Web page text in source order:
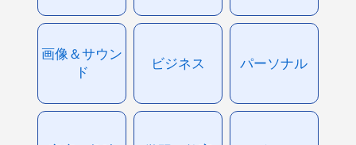
画像＆サウン
ド
ビジネス パーソナル